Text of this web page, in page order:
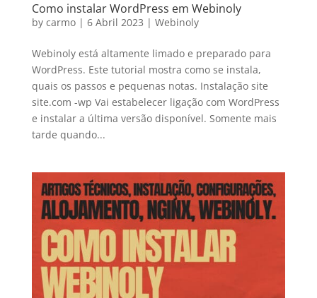
Como instalar WordPress em Webinoly
by carmo| 6 Abril 2023 | Webinoly
Webinoly está altamente limado e preparado para
WordPress. Este tutorial mostra como se instala,
quais os passos e pequenas notas. Instalação site
site.com -wp Vai estabelecer ligação com WordPress
e instalar a última versão disponível. Somente mais
tarde quando...